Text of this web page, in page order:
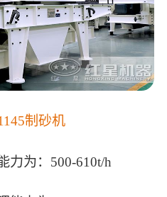
制砂机
力为：500-610t/h